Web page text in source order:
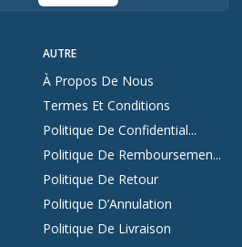
AUTRE
À Propos De Nous
Termes Et Conditions
Politique De Confidential...
Politique De Remboursemen...
Politique De Retour
Politique D’Annulation
Politique De Livraison